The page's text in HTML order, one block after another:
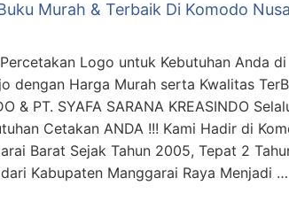
Murah & Terbaik Di Komodo Nusa
Logo untuk Kebutuhan Anda di
dengan Harga Murah serta Kwalitas
& PT. SYAFA SARANA KREASINDO
Cetakan ANDA !!! Kami Hadir di
Barat Sejak Tahun 2005, Tepat 2
Kabupaten Manggarai Raya Menjadi …